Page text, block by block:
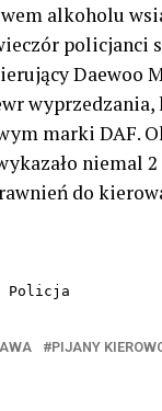
alkoholu
marki DAF.
niemal
do
Policja
PIJANY